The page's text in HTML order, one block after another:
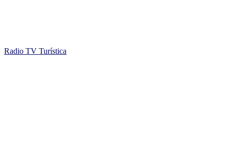
Radio TV Turística